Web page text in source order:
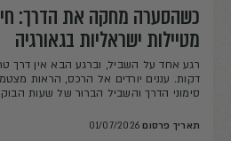
כשהסערה מחקה את הדרך:
מטיילות ישראליות בגאורגיה
רגע אחד על השביל, וברגע הבא אין דרך
דקות. עננים יורדים אל הרכס, הראות
סימוני הדרך והשביל הברור של שעות
מזג האוויר היה סוער, המטיילות איבדו
תאריך פרסום 01/07/2026